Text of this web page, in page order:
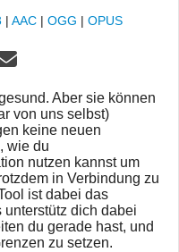
| AAC | OGG | OPUS
Aber sie können
von uns selbst)
keine neuen
wie du
nutzen kannst um
in Verbindung zu
ist dabei das
unterstütz dich dabei
du gerade hast, und
zu setzen.